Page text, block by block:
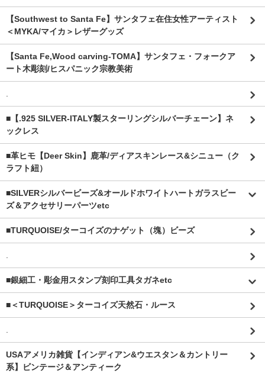
【Southwest to Santa Fe】サンタフェ在住女性アーティスト
＜MYKA/マイカ＞レザーグッズ
【Santa Fe,Wood carving-TOMA】サンタフェ・フォークア
ート木彫刻/ヒスパニック宗教美術
.
■【.925 SILVER-ITALY製スターリングシルバーチェーン】ネ
ックレス
■革ヒモ【Deer Skin】鹿革/ディアスキンレース&シニュー（ク
ラフト紐）
■SILVERシルバービーズ&オールドホワイトハートガラスビー
ズ＆アクセサリーパーツetc
■TURQUOISE/ターコイズのナゲット（塊）ビーズ
.
■銀細工・彫金用スタンプ刻印工具タガネetc
■＜TURQUOISE＞ターコイズ天然石・ルース
.
USAアメリカ雑貨【インディアン&ウエスタン＆カントリー
系】ビンテージ＆アンティーク